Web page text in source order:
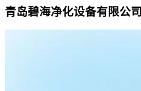
青岛碧海净化设备有限公司